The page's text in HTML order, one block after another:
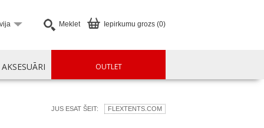
Iepirkumu grozs (0)
Meklet
AKSESUĀRI OUTLET
JUS ESAT ŠEIT: FLEXTENTS.COM